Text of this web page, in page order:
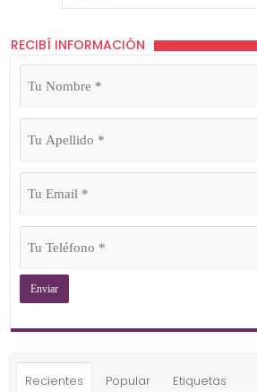
RECIBÍ INFORMACIÓN
Nombre
Apellido
Email
Teléfono
Recientes Popular Etiquetas